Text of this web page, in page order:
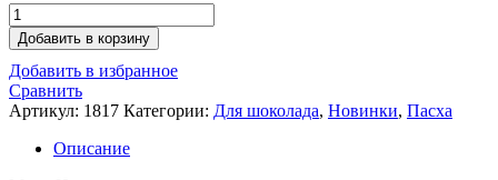
Количество
товара
Молд
Цыпленок
Добавить в корзину
Добавить в избранное
Сравнить
Артикул: 1817 Категории: Для шоколада, Новинки, Пасха
Описание